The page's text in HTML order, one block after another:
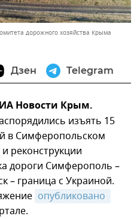
дорожного хозяйства Крыма
Дзен Telegram
Новости Крым.
изъять 15
в Симферопольском
реконструкции
дороги Симферополь –
– граница с Украиной.